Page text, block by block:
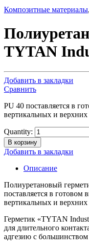
Композитные материалы,
TYTAN
Добавить в закладки
Сравнить
PU 40 поставляется в
вертикальных и
Quantity:
В корзину
Добавить в закладки
Описание
Полиуретановый
поставляется в готовом
вертикальных и
Герметик «TYTAN
для длительного
адгезию с большинством